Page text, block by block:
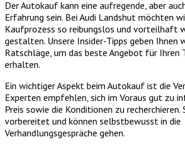
Der Autokauf kann eine aufregende, aber
Erfahrung sein. Bei Audi Landshut möchten
Kaufprozess so reibungslos und vorteilhaft
gestalten. Unsere Insider-Tipps geben Ihnen
Ratschläge, um das beste Angebot für Ihren
erhalten.
Ein wichtiger Aspekt beim Autokauf ist die
Experten empfehlen, sich im Voraus gut zu
Preis sowie die Konditionen zu recherchieren.
vorbereitet und können selbstbewusst in die
Verhandlungsgespräche gehen.